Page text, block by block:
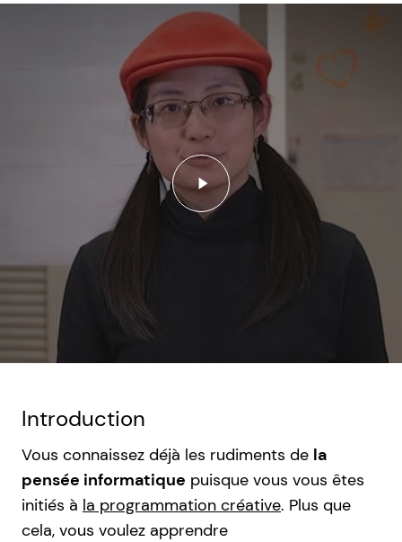
Lancer la vidéo - Video
Introduction
Vous connaissez déjà les rudiments de la
pensée informatique puisque vous vous êtes
initiés à la programmation créative. Plus que
cela, vous voulez apprendre